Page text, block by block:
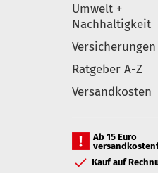
Umwelt +
Nachhaltigkeit
Versicherungen
Ratgeber A-Z
Versandkosten
Ab 15 Euro
Kauf auf